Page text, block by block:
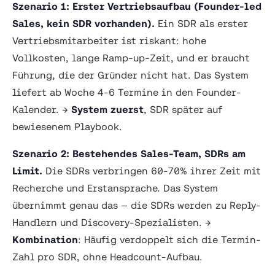
Szenario 1: Erster Vertriebsaufbau (Founder-led
Sales, kein SDR vorhanden). Ein SDR als erster
Vertriebsmitarbeiter ist riskant: hohe
Vollkosten, lange Ramp-up-Zeit, und er braucht
Führung, die der Gründer nicht hat. Das System
liefert ab Woche 4-6 Termine in den Founder-
Kalender. → System zuerst, SDR später auf
bewiesenem Playbook.
Szenario 2: Bestehendes Sales-Team, SDRs am
Limit. Die SDRs verbringen 60-70% ihrer Zeit mit
Recherche und Erstansprache. Das System
übernimmt genau das — die SDRs werden zu Reply-
Handlern und Discovery-Spezialisten. →
Kombination: Häufig verdoppelt sich die Termin-
Zahl pro SDR, ohne Headcount-Aufbau.